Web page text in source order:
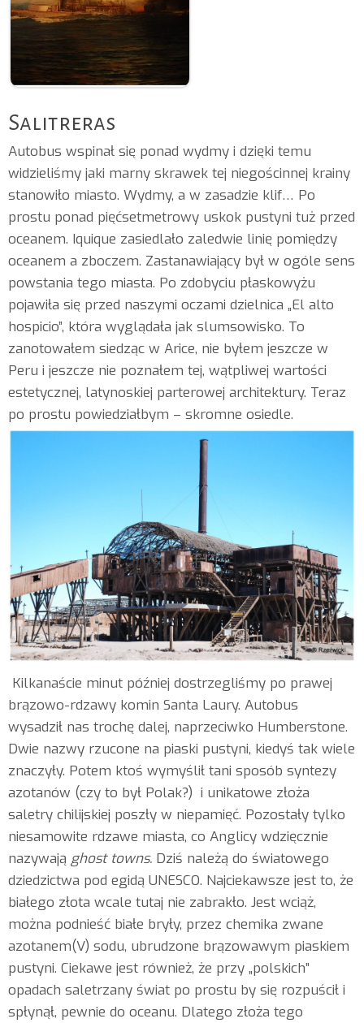
Salitreras
Autobus wspinał się ponad wydmy i dzięki temu
widzieliśmy jaki marny skrawek tej niegościnnej krainy
stanowiło miasto. Wydmy, a w zasadzie klif… Po
prostu ponad pięćsetmetrowy uskok pustyni tuż przed
oceanem. Iquique zasiedlało zaledwie linię pomiędzy
oceanem a zboczem. Zastanawiający był w ogóle sens
powstania tego miasta. Po zdobyciu płaskowyżu
pojawiła się przed naszymi oczami dzielnica „El alto
hospicio”, która wyglądała jak slumsowisko. To
zanotowałem siedząc w Arice, nie byłem jeszcze w
Peru i jeszcze nie poznałem tej, wątpliwej wartości
estetycznej, latynoskiej parterowej architektury. Teraz
po prostu powiedziałbym – skromne osiedle.
Kilkanaście minut później dostrzegliśmy po prawej
brązowo-rdzawy komin Santa Laury. Autobus
wysadził nas trochę dalej, naprzeciwko Humberstone.
Dwie nazwy rzucone na piaski pustyni, kiedyś tak wiele
znaczyły. Potem ktoś wymyślił tani sposób syntezy
azotanów (czy to był Polak?) i unikatowe złoża
saletry chilijskiej poszły w niepamięć. Pozostały tylko
niesamowite rdzawe miasta, co Anglicy wdzięcznie
nazywają ghost towns. Dziś należą do światowego
dziedzictwa pod egidą UNESCO. Najciekawsze jest to, że
białego złota wcale tutaj nie zabrakło. Jest wciąż,
można podnieść białe bryły, przez chemika zwane
azotanem(V) sodu, ubrudzone brązowawym piaskiem
pustyni. Ciekawe jest również, że przy „polskich”
opadach saletrzany świat po prostu by się rozpuścił i
spłynął, pewnie do oceanu. Dlatego złoża tego